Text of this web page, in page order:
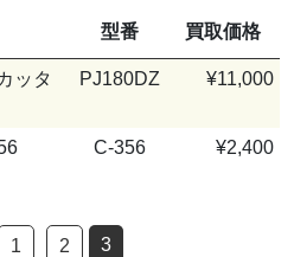
型番 買取価格
ッタ
PJ180DZ ¥11,000
C-356 ¥2,400
1 2 3